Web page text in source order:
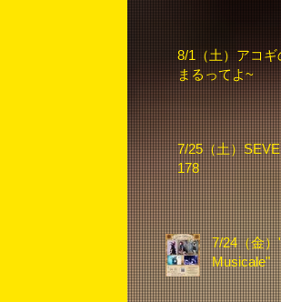
8/1（土）アコ
まるってよ~
7/25（土）
178
7/24（金
Musicale"